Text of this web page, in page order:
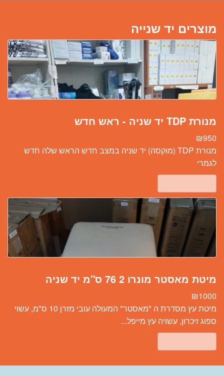
מוצרים יד שנייה
מנורת TDP יד שניה - ראש חדש
₪950
מנורת TDP (מוקסה) יד שניה במצב חדש הראש שלה חדש
לגמרי
מיטת מאסטר מונרו 2 76 ס"מ יד שניה
₪1000
מיטת עץ מסדרת ה "מאסטר" המעולה עובי מזרן 10 ס"מ, עשוי
ספוג זיכרון, עשויה עץ מייפל...